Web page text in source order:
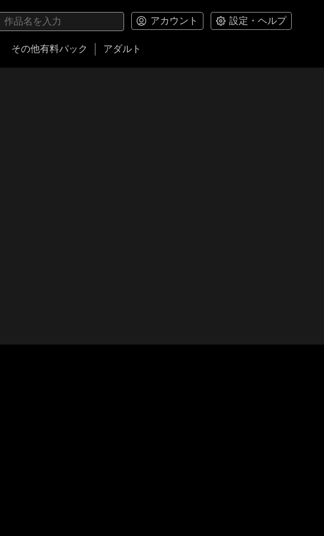
アカウント 設定・ヘルプ
その他有料パック アダルト